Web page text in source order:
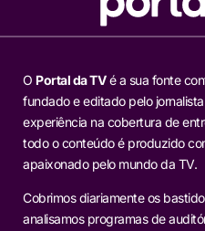
O Portal da TVé a sua fonte
fundado e editado pelo jornalista
experiência na cobertura de
todo o conteúdo é produzido
apaixonado pelo mundo da TV.
Cobrimos diariamente os
analisamos programas de